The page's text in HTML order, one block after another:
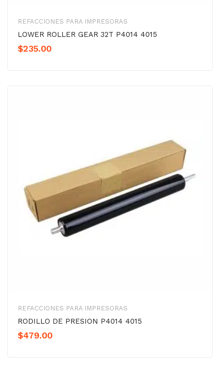
REFACCIONES PARA IMPRESORAS
LOWER ROLLER GEAR 32T P4014 4015
$235.00
REFACCIONES PARA IMPRESORAS
RODILLO DE PRESION P4014 4015
$479.00